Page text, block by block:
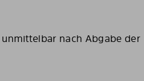
nach Abgabe der